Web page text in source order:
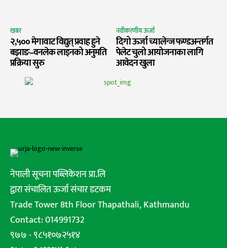
खबर
२,५०० मेगावाट विद्युत् प्रवाह हुने
बझाङ–वनलेक लाइनको अनुमति
प्रक्रिया सुरु
नवीकरणीय ऊर्जा
दिगो ऊर्जा च्यालेन्ज फण्डअन्तर्गत
पेलेट चुलो आयोजनाका लागि
आवेदन खुला
नेपाली सूचना पब्लिकेशन प्रा.लि
द्वारा संचालित ऊर्जा संचार डटकम
Trade Tower 8th Floor Thapathali, Kathmandu
Contact: 014991732
९७७ - ९८५१०७२५१४